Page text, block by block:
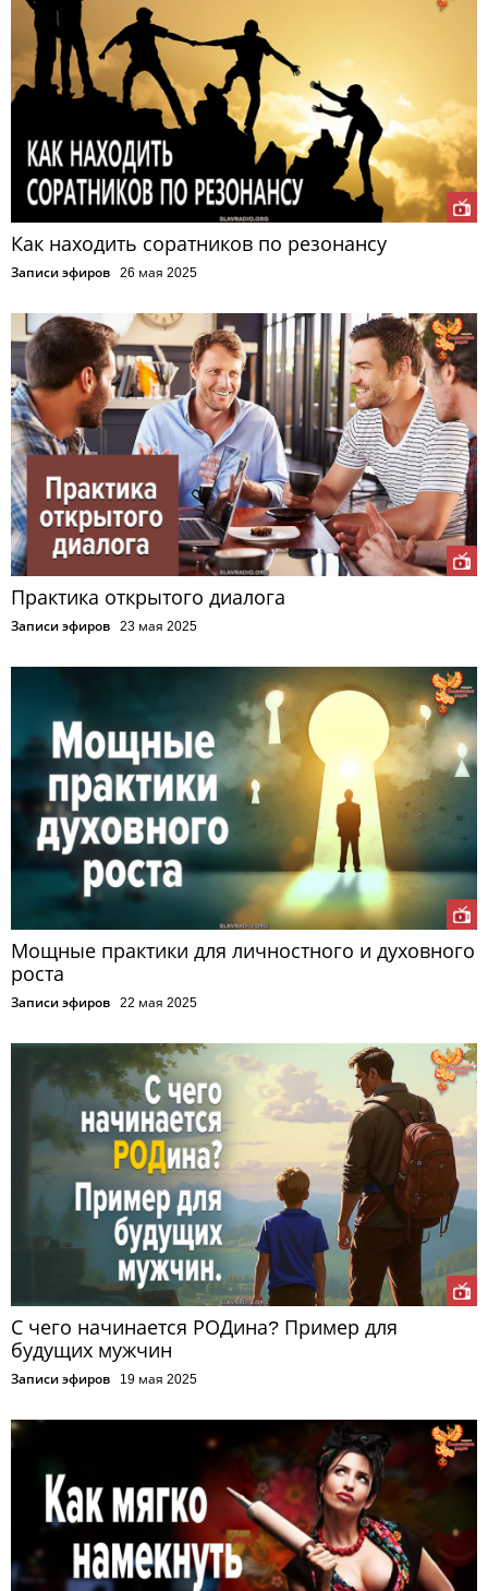
Как находить соратников по резонансу
Записи эфиров 26 мая 2025
Практика открытого диалога
Записи эфиров 23 мая 2025
Мощные практики для личностного и духовного
роста
Записи эфиров 22 мая 2025
С чего начинается РОДина? Пример для
будущих мужчин
Записи эфиров 19 мая 2025